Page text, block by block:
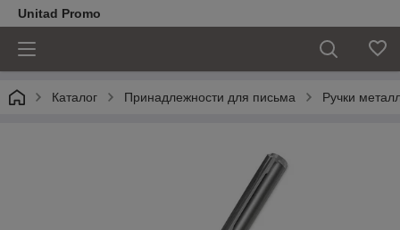
Unitad Promo
Каталог Принадлежности для письма Ручки